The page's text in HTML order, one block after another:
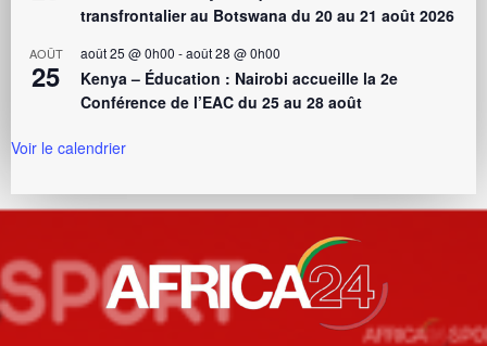
transfrontalier au Botswana du 20 au 21 août 2026
AOÛT
25
août 25 @ 0h00 -août 28 @ 0h00
Kenya – Éducation : Nairobi accueille la 2e
Conférence de l’EAC du 25 au 28 août
Voir le calendrier